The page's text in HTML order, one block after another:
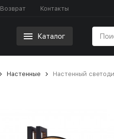
Возврат Контакты
Каталог
Настенные Настенный